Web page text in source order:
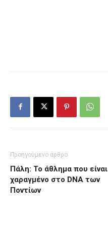
Προηγούμενο άρθρο
Πάλη: Το άθλημα που είναι
χαραγμένο στο DNA των
Ποντίων